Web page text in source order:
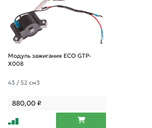
Модуль зажигания ECO GTP-
X008
43 / 52 см3
880,00₽